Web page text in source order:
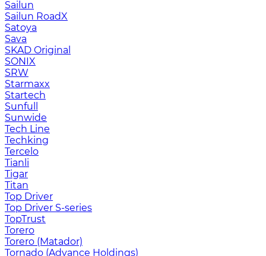
Sailun
Sailun RoadX
Satoya
Sava
SKAD Original
SONIX
SRW
Starmaxx
Startech
Sunfull
Sunwide
Tech Line
Techking
Tercelo
Tianli
Tigar
Titan
Top Driver
Top Driver S-series
TopTrust
Torero
Torero (Matador)
Tornado (Advance Holdings)